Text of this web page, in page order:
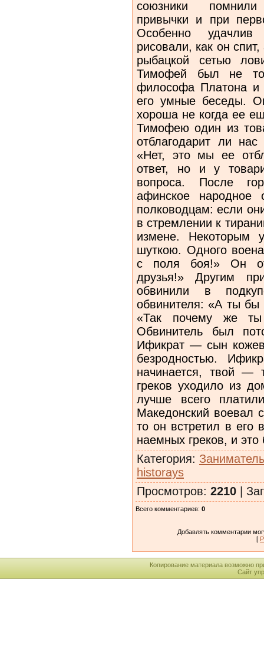
союзники
привычки и при
Особенно
рисовали, как он
рыбацкой сетью
Тимофей был не
философа Платона и
его умные беседы.
хороша не когда ее
Тимофею один из
отблагодарит ли
«Нет, это мы ее
ответ, но и у
вопроса. После
афинское народное
полководцам: если
в стремлении к
измене. Некоторым
шуткою. Одного
с поля боя!» Он
друзья!» Другим
обвинили в
обвинителя: «А ты
«Так почему же
Обвинитель был
Ификрат — сын
безродностью.
начинается, твой —
греков уходило из
лучше всего
Македонский воевал
то он встретил в его
наемных греков, и
Категория:
historays
Просмотров: 2210 |
Всего комментариев: 0
Добавлять комментарии
[
Копирование материала возможно
Сайт